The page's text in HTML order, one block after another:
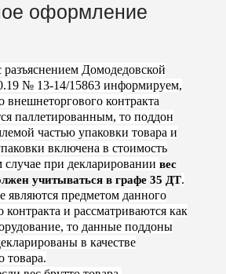
оформление
разъяснением Домодедовской
№ 13-14/15863 информируем,
внешнеторгового контракта
паллетированным, то поддон
частью упаковки товара и
включена в стоимость
при декларировании вес
учитываться в графе 35 ДТ.
являются предметом данного
контракта и рассматриваются как
то данные поддоны
в качестве
товара.